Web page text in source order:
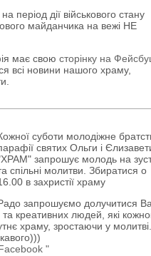
період дії військового стану
майданчика на вежі НЕ
має свою сторінку на
всі новини нашого храму,
суботи молодіжне
святих Ольги і
запрошує молодь на
спільні молитви. Збиратися о
в захристії храму
запрошуємо долучитися
креативних людей, які
храму, зростаючи у
"